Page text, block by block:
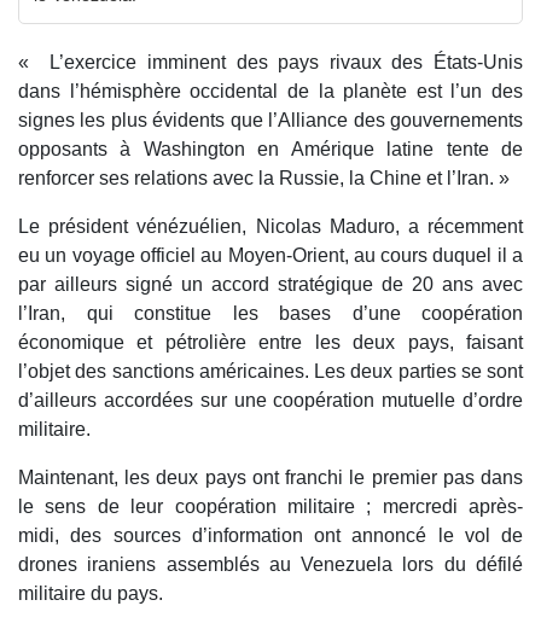
« L’exercice imminent des pays rivaux des États-Unis
dans l’hémisphère occidental de la planète est l’un des
signes les plus évidents que l’Alliance des gouvernements
opposants à Washington en Amérique latine tente de
renforcer ses relations avec la Russie, la Chine et l’Iran. »
Le président vénézuélien, Nicolas Maduro, a récemment
eu un voyage officiel au Moyen-Orient, au cours duquel il a
par ailleurs signé un accord stratégique de 20 ans avec
l’Iran, qui constitue les bases d’une coopération
économique et pétrolière entre les deux pays, faisant
l’objet des sanctions américaines. Les deux parties se sont
d’ailleurs accordées sur une coopération mutuelle d’ordre
militaire.
Maintenant, les deux pays ont franchi le premier pas dans
le sens de leur coopération militaire ; mercredi après-
midi, des sources d’information ont annoncé le vol de
drones iraniens assemblés au Venezuela lors du défilé
militaire du pays.